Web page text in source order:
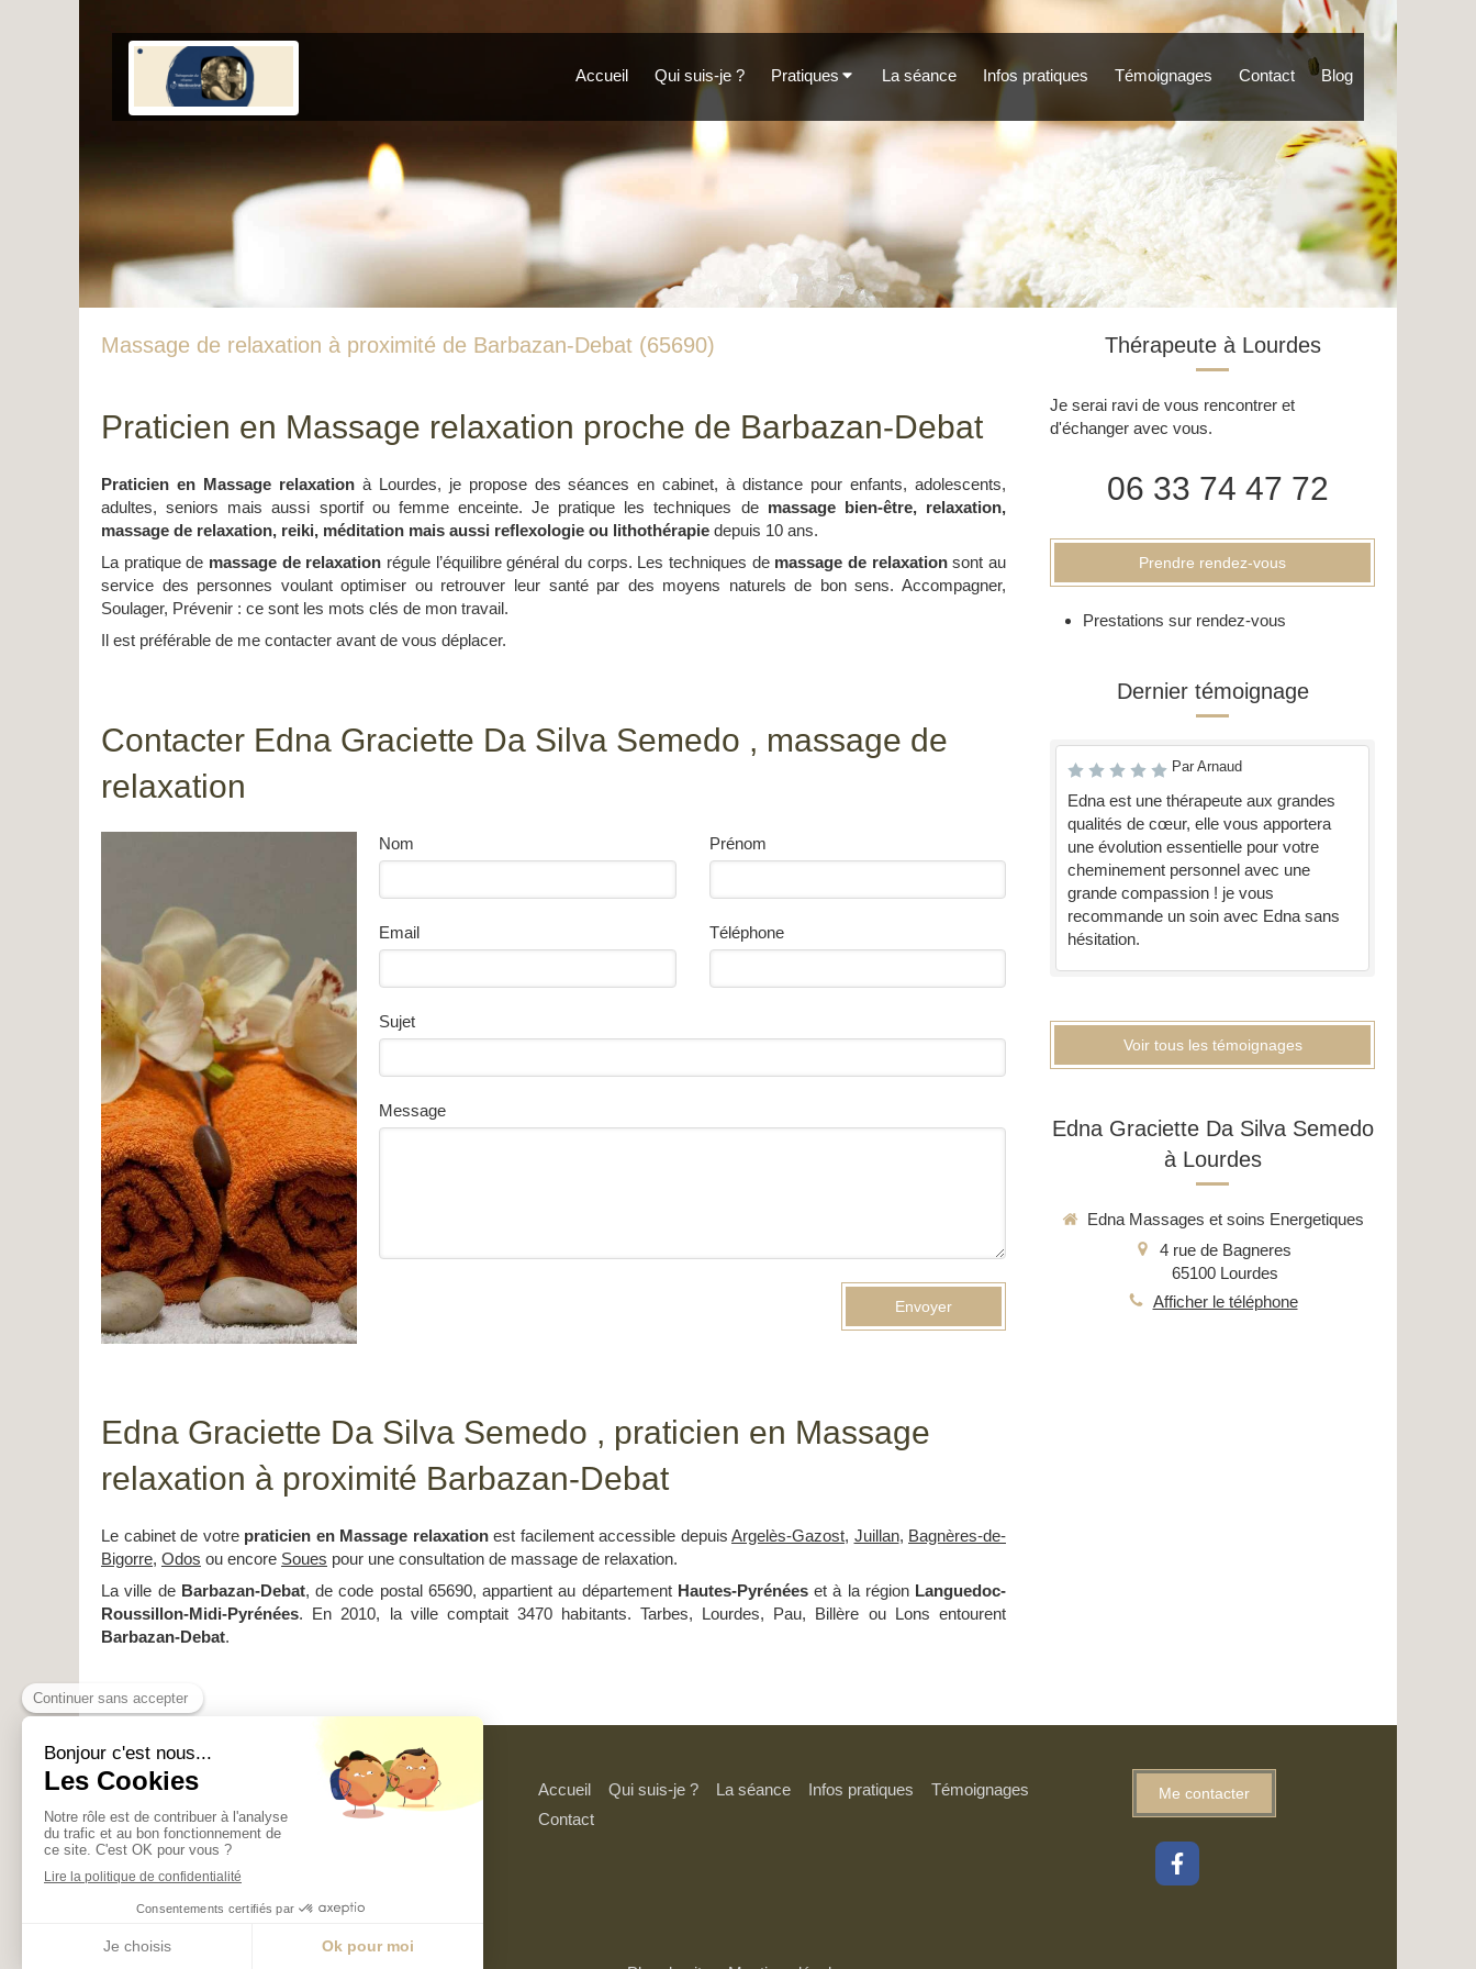
Accueil Qui suis-je ? Pratiques La séance Infos pratiques Témoignages Contact Blog
Massage de relaxation à proximité de Barbazan-Debat (65690)
Praticien en Massage relaxation proche de Barbazan-Debat
Praticien en Massage relaxationà Lourdes, je propose des séances en cabinet, à distance pour enfants, adolescents,
adultes, seniors mais aussi sportif ou femme enceinte. Je pratique les techniques de massage bien-être, relaxation,
massage de relaxation, reiki, méditation mais aussi reflexologie ou lithothérapie depuis 10 ans.
La pratique de massage de relaxation régule l’équilibre général du corps. Les techniques de massage de relaxationsont au
service des personnes voulant optimiser ou retrouver leur santé par des moyens naturels de bon sens. Accompagner,
Soulager, Prévenir : ce sont les mots clés de mon travail.
Il est préférable de me contacter avant de vous déplacer.
Contacter Edna Graciette Da Silva Semedo , massage de
relaxation
Nom Prénom
Email Téléphone
Sujet
Message
Envoyer
Edna Graciette Da Silva Semedo , praticien en Massage
relaxation à proximité Barbazan-Debat
Le cabinet de votre praticien en Massage relaxationest facilement accessible depuis Argelès-Gazost, Juillan, Bagnères-de-
Bigorre, Odos ou encore Soues pour une consultation de massage de relaxation.
La ville de Barbazan-Debat, de code postal 65690, appartient au département Hautes-Pyrénéeset à la région Languedoc-
Roussillon-Midi-Pyrénées. En 2010, la ville comptait 3470 habitants. Tarbes, Lourdes, Pau, Billère ou Lons entourent
Barbazan-Debat.
Thérapeute à Lourdes
Je serai ravi de vous rencontrer et
d'échanger avec vous.
06 33 74 47 72
Prendre rendez-vous
Prestations sur rendez-vous
Dernier témoignage
Par Arnaud
Edna est une thérapeute aux grandes
qualités de cœur, elle vous apportera
une évolution essentielle pour votre
cheminement personnel avec une
grande compassion ! je vous
recommande un soin avec Edna sans
hésitation.
Voir tous les témoignages
Edna Graciette Da Silva Semedo
à Lourdes
Edna Massages et soins Energetiques
4 rue de Bagneres
65100 Lourdes
Afficher le téléphone
EDNA MASSAGES
ET SOINS
ENERGETIQUES
Accueil Qui suis-je ? La séance Infos pratiques
Témoignages
Contact
Me contacter